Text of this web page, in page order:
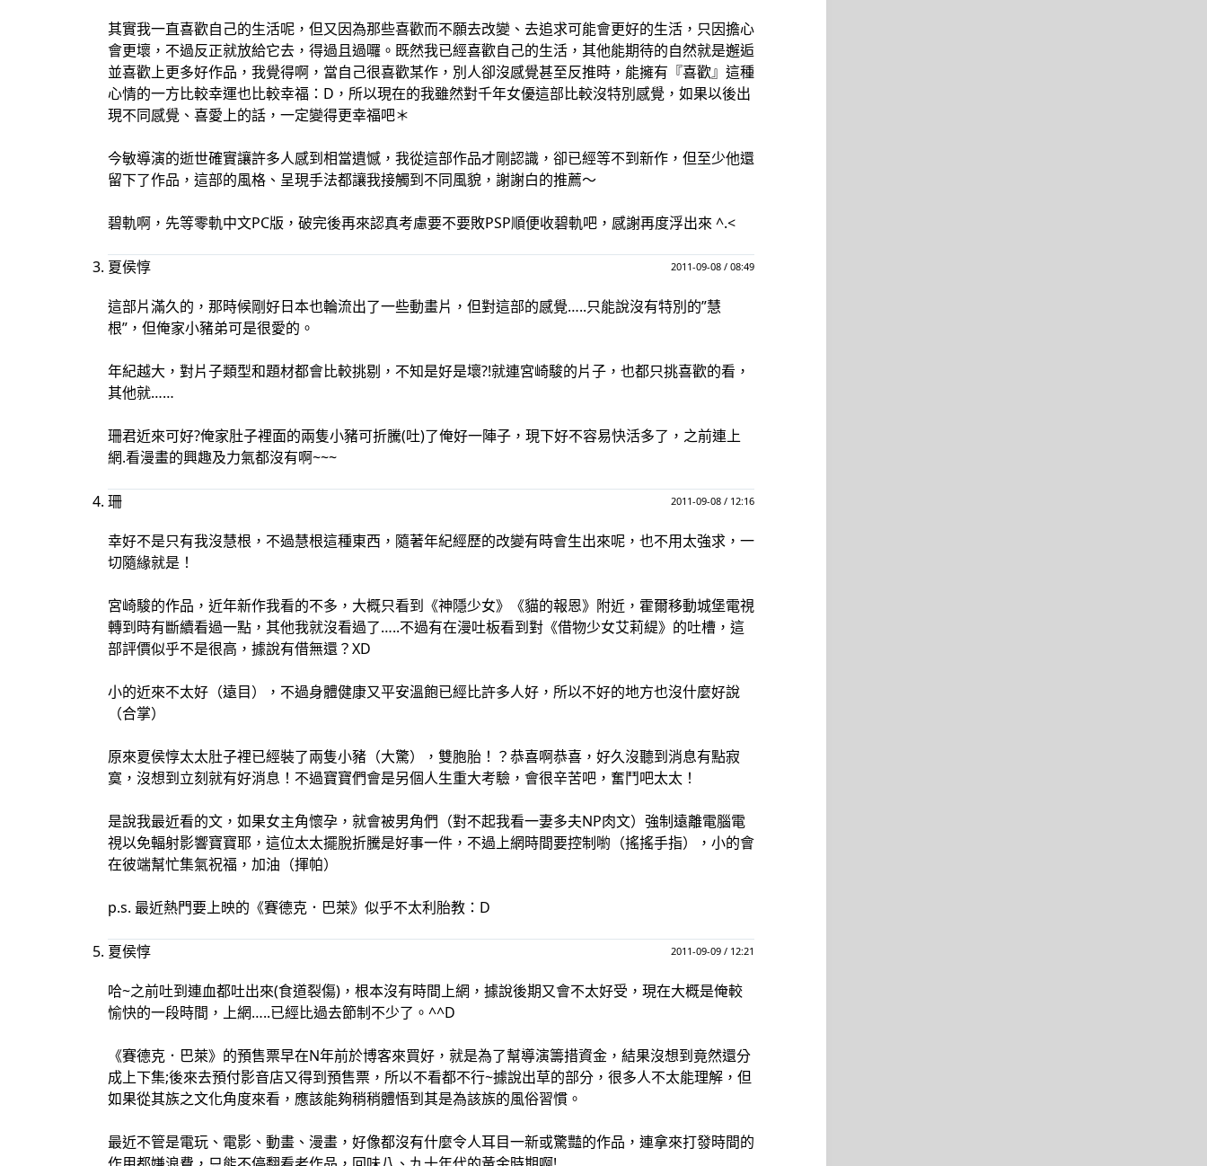
其實我一直喜歡自己的生活呢，但又因為那些喜歡而不願去改變、去追求可能會更好的生活，只因擔心
會更壞，不過反正就放給它去，得過且過囉。既然我已經喜歡自己的生活，其他能期待的自然就是邂逅
並喜歡上更多好作品，我覺得啊，當自己很喜歡某作，別人卻沒感覺甚至反推時，能擁有『喜歡』這種
心情的一方比較幸運也比較幸福：D，所以現在的我雖然對千年女優這部比較沒特別感覺，如果以後出
現不同感覺、喜愛上的話，一定變得更幸福吧＊
今敏導演的逝世確實讓許多人感到相當遺憾，我從這部作品才剛認識，卻已經等不到新作，但至少他還
留下了作品，這部的風格、呈現手法都讓我接觸到不同風貌，謝謝白的推薦～
碧軌啊，先等零軌中文PC版，破完後再來認真考慮要不要敗PSP順便收碧軌吧，感謝再度浮出來 ^.<
夏侯惇 2011-09-08 / 08:49
這部片滿久的，那時候剛好日本也輪流出了一些動畫片，但對這部的感覺…..只能說沒有特別的”慧
根”，但俺家小豬弟可是很愛的。
年紀越大，對片子類型和題材都會比較挑剔，不知是好是壞?!就連宮崎駿的片子，也都只挑喜歡的看，
其他就……
珊君近來可好?俺家肚子裡面的兩隻小豬可折騰(吐)了俺好一陣子，現下好不容易快活多了，之前連上
網.看漫畫的興趣及力氣都沒有啊~~~
珊 2011-09-08 / 12:16
幸好不是只有我沒慧根，不過慧根這種東西，隨著年紀經歷的改變有時會生出來呢，也不用太強求，一
切隨緣就是！
宮崎駿的作品，近年新作我看的不多，大概只看到《神隱少女》《貓的報恩》附近，霍爾移動城堡電視
轉到時有斷續看過一點，其他我就沒看過了…..不過有在漫吐板看到對《借物少女艾莉緹》的吐槽，這
部評價似乎不是很高，據說有借無還？XD
小的近來不太好（遠目），不過身體健康又平安溫飽已經比許多人好，所以不好的地方也沒什麼好說
（合掌）
原來夏侯惇太太肚子裡已經裝了兩隻小豬（大驚），雙胞胎！？恭喜啊恭喜，好久沒聽到消息有點寂
寞，沒想到立刻就有好消息！不過寶寶們會是另個人生重大考驗，會很辛苦吧，奮鬥吧太太！
是說我最近看的文，如果女主角懷孕，就會被男角們（對不起我看一妻多夫NP肉文）強制遠離電腦電
視以免輻射影響寶寶耶，這位太太擺脫折騰是好事一件，不過上網時間要控制喲（搖搖手指），小的會
在彼端幫忙集氣祝福，加油（揮帕）
p.s. 最近熱門要上映的《賽德克．巴萊》似乎不太利胎教：D
夏侯惇 2011-09-09 / 12:21
哈~之前吐到連血都吐出來(食道裂傷)，根本沒有時間上網，據說後期又會不太好受，現在大概是俺較
愉快的一段時間，上網…..已經比過去節制不少了。^^D
《賽德克．巴萊》的預售票早在N年前於博客來買好，就是為了幫導演籌措資金，結果沒想到竟然還分
成上下集;後來去預付影音店又得到預售票，所以不看都不行~據說出草的部分，很多人不太能理解，但
如果從其族之文化角度來看，應該能夠稍稍體悟到其是為該族的風俗習慣。
最近不管是電玩、電影、動畫、漫畫，好像都沒有什麼令人耳目一新或驚豔的作品，連拿來打發時間的